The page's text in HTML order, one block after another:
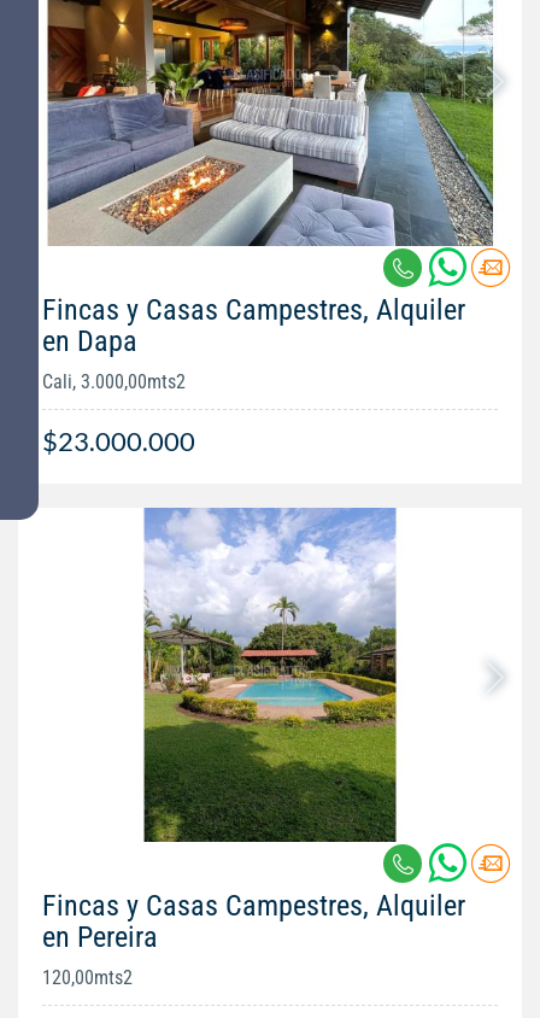
Fincas y Casas Campestres, Alquiler
en Dapa
Cali, 3.000,00mts2
$23.000.000
Fincas y Casas Campestres, Alquiler
en Pereira
120,00mts2